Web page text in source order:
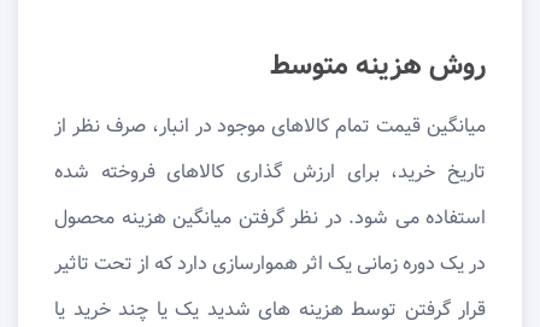
روش هزینه متوسط
میانگین قیمت تمام کالاهای موجود در انبار، صرف نظر از
تاریخ خرید، برای ارزش گذاری کالاهای فروخته شده
استفاده می شود. در نظر گرفتن میانگین هزینه محصول
در یک دوره زمانی یک اثر هموارسازی دارد که از تحت تاثیر
قرار گرفتن توسط هزینه های شدید یک یا چند خرید یا